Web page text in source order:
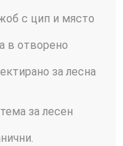
с цип и място
в отворено
за лесна
за лесен